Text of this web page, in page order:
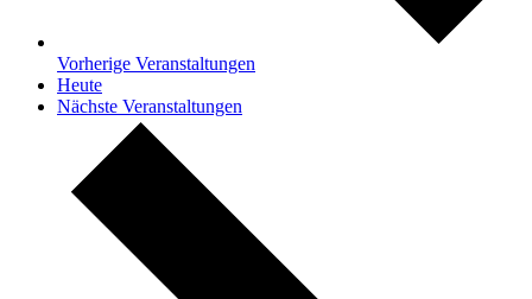
Vorherige Veranstaltungen
Heute
Nächste Veranstaltungen